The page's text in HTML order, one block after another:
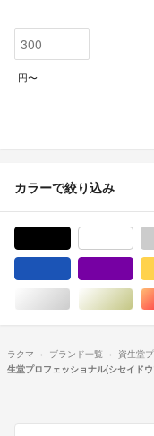
円〜
カラーで絞り込み
シルバー/銀色系
ゴ
ラクマ ブランド一覧 資生堂
生堂プロフェッショナル(シセイド